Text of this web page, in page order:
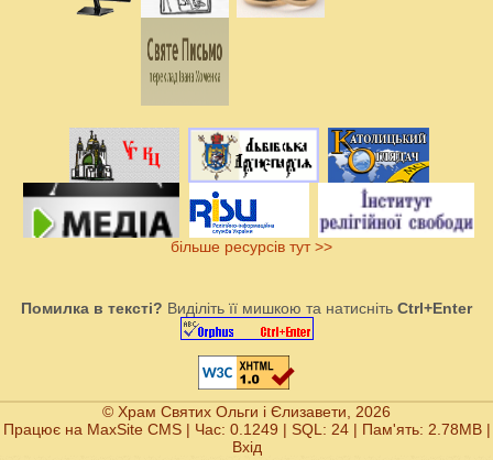
більше ресурсів тут >>
Помилка в тексті? Виділіть її мишкою та натисніть Ctrl+Enter
© Храм Святих Ольги і Єлизавети, 2026
Працює на MaxSite CMS| Час: 0.1249 | SQL: 24 | Пам'ять: 2.78MB|
Вхід